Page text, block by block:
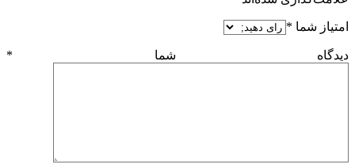
امتیاز شما *
دیدگاه شما *